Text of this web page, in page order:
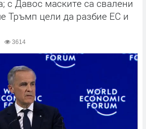
с Давос маските са свалени
Тръмп цели да разбие EС и
3614